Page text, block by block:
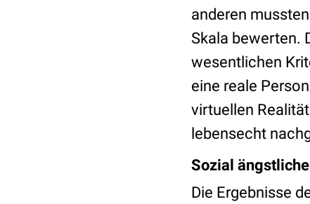
anderen
Skala bewerten.
wesentlichen
eine reale
virtuellen
lebensecht
Sozial
Die Ergebnisse